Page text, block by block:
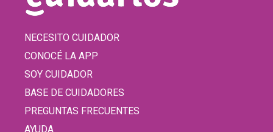
NECESITO CUIDADOR
CONOCÉ LA APP
SOY CUIDADOR
BASE DE CUIDADORES
PREGUNTAS FRECUENTES
AYUDA